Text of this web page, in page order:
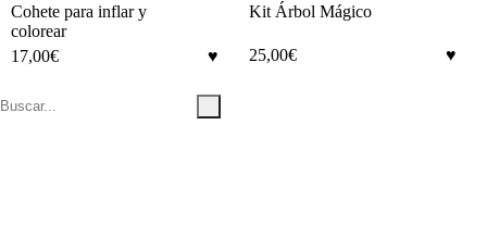
Cohete para inflar y
colorear
17,00€
Kit Árbol Mágico
25,00€